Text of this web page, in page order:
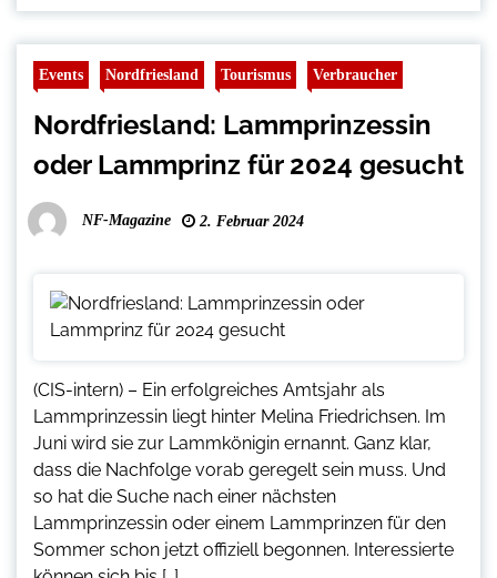
Events Nordfriesland Tourismus Verbraucher
Nordfriesland: Lammprinzessin
oder Lammprinz für 2024 gesucht
NF-Magazine 2. Februar 2024
(CIS-intern) – Ein erfolgreiches Amtsjahr als
Lammprinzessin liegt hinter Melina Friedrichsen. Im
Juni wird sie zur Lammkönigin ernannt. Ganz klar,
dass die Nachfolge vorab geregelt sein muss. Und
so hat die Suche nach einer nächsten
Lammprinzessin oder einem Lammprinzen für den
Sommer schon jetzt offiziell begonnen. Interessierte